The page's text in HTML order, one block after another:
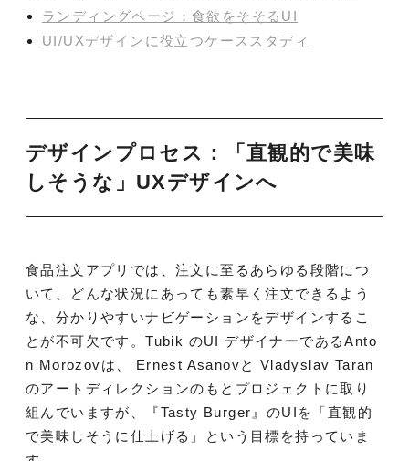
ランディングページ：食欲をそそるUI
UI/UXデザインに役立つケーススタディ
デザインプロセス：「直観的で美味
しそうな」UXデザインへ
食品注文アプリでは、注文に至るあらゆる段階につ
いて、どんな状況にあっても素早く注文できるよう
な、分かりやすいナビゲーションをデザインするこ
とが不可欠です。Tubik のUI デザイナーであるAnto
n Morozovは、 Ernest Asanovと Vladyslav Taran
のアートディレクションのもとプロジェクトに取り
組んでいますが、『Tasty Burger』のUIを「直観的
で美味しそうに仕上げる」という目標を持っていま